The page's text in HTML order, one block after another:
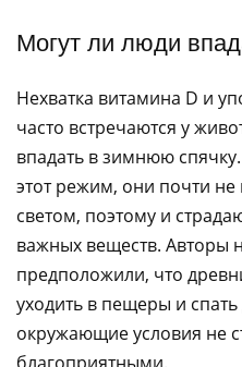
Могут ли люди
Нехватка витамина D и
часто встречаются у
впадать в зимнюю
этот режим, они почти
светом, поэтому и
важных веществ. Авторы
предположили, что
уходить в пещеры и спать
окружающие условия не